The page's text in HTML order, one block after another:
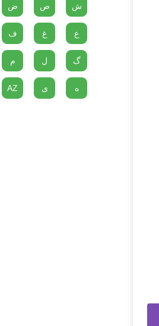
ش ص ض
ع غ ف
گ ل م
ه ی AZ